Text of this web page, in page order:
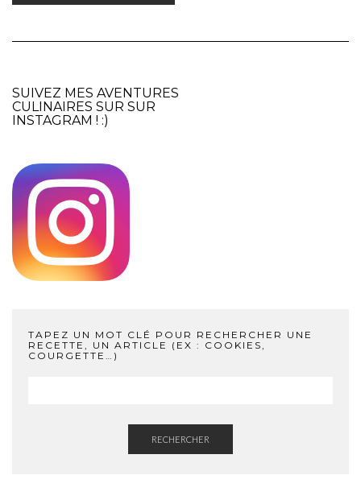
SUIVEZ MES AVENTURES
CULINAIRES SUR SUR
INSTAGRAM ! :)
TAPEZ UN MOT CLÉ POUR RECHERCHER UNE
RECETTE, UN ARTICLE (EX : COOKIES,
COURGETTE…)
RECHERCHER